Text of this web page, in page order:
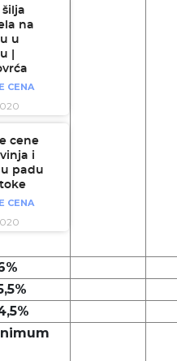
šilja
na
u
|
CENA
cene
i
padu
CENA